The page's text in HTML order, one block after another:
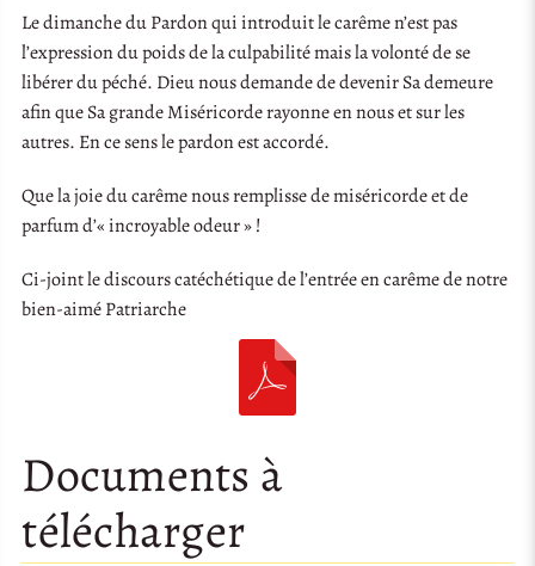
Le dimanche du Pardon qui introduit le carême n’est pas
l’expression du poids de la culpabilité mais la volonté de se
libérer du péché. Dieu nous demande de devenir Sa demeure
afin que Sa grande Miséricorde rayonne en nous et sur les
autres. En ce sens le pardon est accordé.
Que la joie du carême nous remplisse de miséricorde et de
parfum d’« incroyable odeur » !
Ci-joint le discours catéchétique de l’entrée en carême de notre
bien-aimé Patriarche
Documents à
télécharger